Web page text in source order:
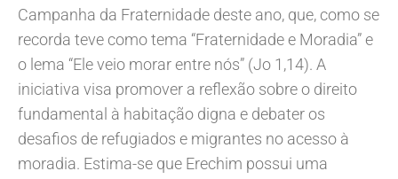
Campanha da Fraternidade deste ano, que, como se
recorda teve como tema “Fraternidade e Moradia” e
o lema “Ele veio morar entre nós” (Jo 1,14). A
iniciativa visa promover a reflexão sobre o direito
fundamental à habitação digna e debater os
desafios de refugiados e migrantes no acesso à
moradia. Estima-se que Erechim possui uma